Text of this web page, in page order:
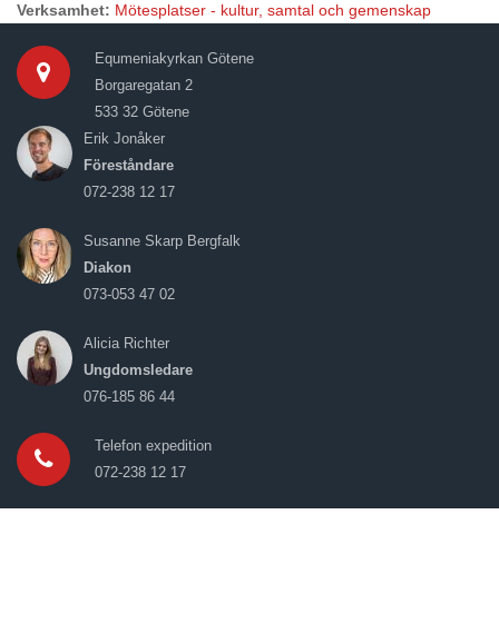
Verksamhet: Mötesplatser - kultur, samtal och gemenskap
Equmeniakyrkan Götene
Borgaregatan 2
533 32 Götene
Erik Jonåker
Föreståndare
072-238 12 17
Susanne Skarp Bergfalk
Diakon
073-053 47 02
Alicia Richter
Ungdomsledare
076-185 86 44
Telefon expedition
072-238 12 17